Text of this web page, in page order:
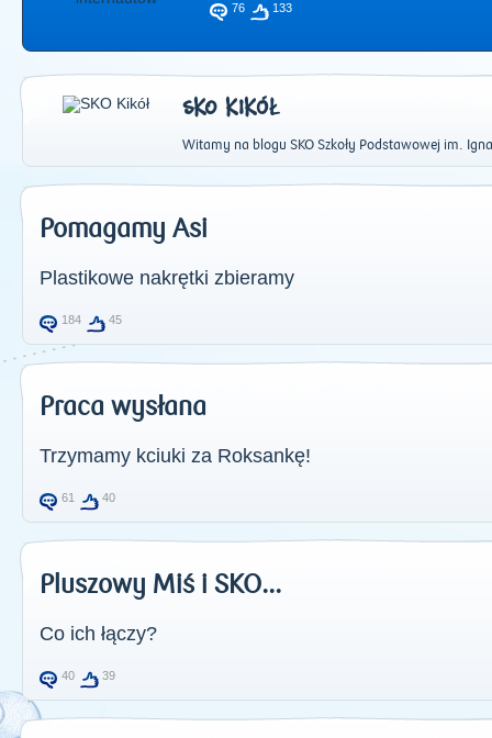
76 133
SKO KIKÓŁ
Witamy na blogu SKO Szkoły Podstawowej im.
Pomagamy Asi
Plastikowe nakrętki zbieramy
184 45
Praca wysłana
Trzymamy kciuki za Roksankę!
61 40
Pluszowy Miś i SKO...
Co ich łączy?
40 39